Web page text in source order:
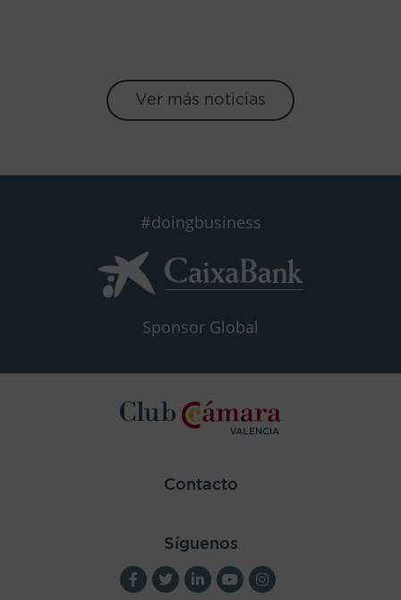
Ver más noticias
#doingbusiness
Sponsor Global
Contacto
Síguenos